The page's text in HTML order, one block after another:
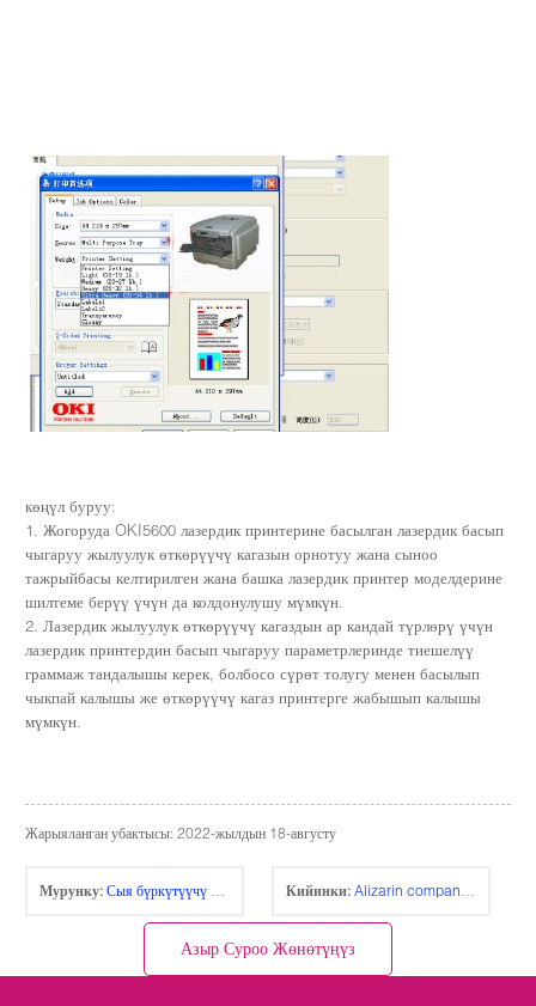
көңүл буруу:
1. Жогоруда OKI5600 лазердик принтерине басылган лазердик басып
чыгаруу жылуулук өткөрүүчү кагазын орнотуу жана сыноо
тажрыйбасы келтирилген жана башка лазердик принтер моделдерине
шилтеме берүү үчүн да колдонулушу мүмкүн.
2. Лазердик жылуулук өткөрүүчү кагаздын ар кандай түрлөрү үчүн
лазердик принтердин басып чыгаруу параметрлеринде тиешелүү
граммаж тандалышы керек, болбосо сүрөт толугу менен басылып
чыкпай калышы же өткөрүүчү кагаз принтерге жабышып калышы
мүмкүн.
Жарыяланган убактысы: 2022-жылдын 18-августу
Мурунку: Сыя бүркүтүүчү жарык өткөрүүчү кагаз менен сыя бүркүтүүчү караңгы өткөрүүчү кагаздын ортосунда кандай айырма бар? Кийинки: Alizarin company Ltd. тарабынан жасалган ар кандай сыялар менен басып чыгарылуучу которуучу продукциялардын жуула тургандыгы.
Азыр Суроо Жөнөтүңүз